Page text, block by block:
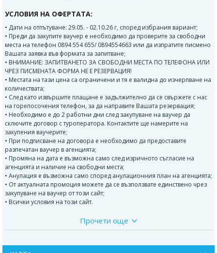
УСЛОВИЯ НА ОФЕРТАТА:
• Дати на отпътуване: 29.05. - 02.10.26 г, според избрания вариант;
• Преди да закупите ваучер е необходимо да проверите за свободни
места на телефон 0894 554 655/ 0894554663 или да изпратите писмено
Вашата заявка във формата за запитване;
• ВНИМАНИЕ: ЗАПИТВАНЕТО ЗА СВОБОДНИ МЕСТА ПО ТЕЛЕФОНА ИЛИ
ЧРЕЗ ПИСМЕНАТА ФОРМА НЕ Е РЕЗЕРВАЦИЯ!
• Местата на тази цена са ограничени и тя е валидна до изчерпване на
количествата;
• След като извършите плащане е задължително да се свържете с нас
на горепосочения телефон, за да направите Вашата резервация;
• Необходимо е до 2 работни дни след закупуване на ваучер да
сключите договор с туроператора. Контактите ще намерите на
закупения ваучерите;
• При подписване на договора е необходимо да предоставите
разпечатан ваучер в агенцията;
• Промяна на дата е възможна само след изричното съгласие на
агенцията и наличие на свободни места;
• Анулация е възможна само според анулационния план на агенцията;
• От актуалната промоция можете да се възползвате единствено чрез
закупуване на ваучер от този сайт;
• Всички условия на този сайт.
Програма: Тръгване всеки петък от:
Маркет&quot; (между Централна жп гара
Прочети още